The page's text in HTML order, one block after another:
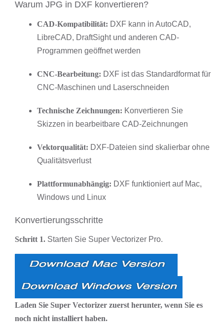
Warum JPG in DXF konvertieren?
CAD-Kompatibilität: DXF kann in AutoCAD,
LibreCAD, DraftSight und anderen CAD-
Programmen geöffnet werden
CNC-Bearbeitung: DXF ist das Standardformat für
CNC-Maschinen und Laserschneiden
Technische Zeichnungen: Konvertieren Sie
Skizzen in bearbeitbare CAD-Zeichnungen
Vektorqualität: DXF-Dateien sind skalierbar ohne
Qualitätsverlust
Plattformunabhängig: DXF funktioniert auf Mac,
Windows und Linux
Konvertierungsschritte
Schritt 1. Starten Sie Super Vectorizer Pro.
Laden Sie Super Vectorizer zuerst herunter, wenn Sie es
noch nicht installiert haben.